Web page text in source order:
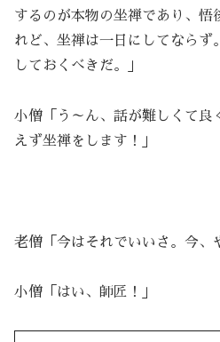
するのが本物の坐禅であり、悟
れど、坐禅は一日にしてならず
しておくべきだ。」
小僧「う～ん、話が難しくて良
えず坐禅をします！」
老僧「今はそれでいいさ。今、
小僧「はい、師匠！」